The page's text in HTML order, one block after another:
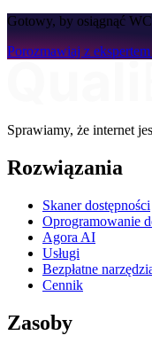
Gotowy, by osiągnąć
Porozmawiaj z ekspertem
Sprawiamy, że internet
Rozwiązania
Skaner dostępności
Oprogramowanie
Agora AI
Usługi
Bezpłatne
Cennik
Zasoby